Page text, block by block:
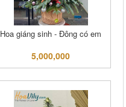
Hoa giáng sinh - Đông có em
5,000,000